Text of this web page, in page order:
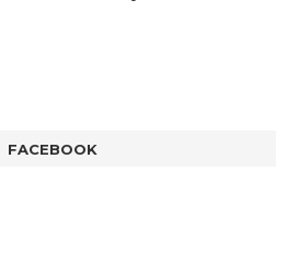
FACEBOOK